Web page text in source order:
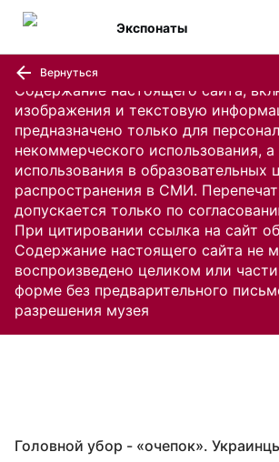
Содержание настоящего сайта,
изображения и текстовую
предназначено только для
некоммерческого использования,
использования в образовательных
распространения в СМИ.
допускается только по
При цитировании ссылка на сайт
Содержание настоящего сайта не
воспроизведено целиком или
форме без предварительного
разрешения музея
Экспонаты
Вернуться
Головной убор - «очепок».